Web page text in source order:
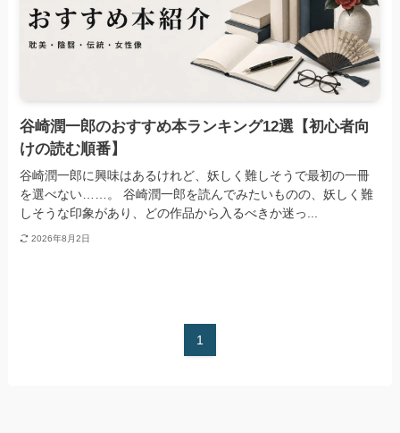
谷崎潤一郎のおすすめ本ランキング12選【初心者向
けの読む順番】
谷崎潤一郎に興味はあるけれど、妖しく難しそうで最初の一冊
を選べない……。 谷崎潤一郎を読んでみたいものの、妖しく難
しそうな印象があり、どの作品から入るべきか迷っ...
2026年8月2日
1